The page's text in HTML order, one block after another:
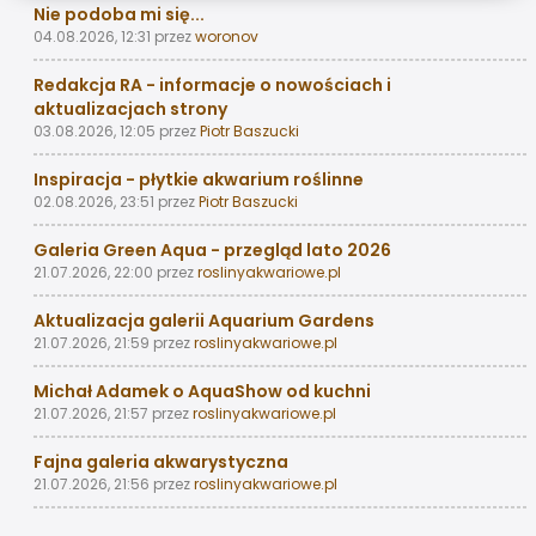
Nie podoba mi się...
04.08.2026, 12:31 przezworonov
Redakcja RA - informacje o nowościach i
aktualizacjach strony
03.08.2026, 12:05 przezPiotr Baszucki
Inspiracja - płytkie akwarium roślinne
02.08.2026, 23:51 przezPiotr Baszucki
Galeria Green Aqua - przegląd lato 2026
21.07.2026, 22:00 przezroslinyakwariowe.pl
Aktualizacja galerii Aquarium Gardens
21.07.2026, 21:59 przezroslinyakwariowe.pl
Michał Adamek o AquaShow od kuchni
21.07.2026, 21:57 przezroslinyakwariowe.pl
Fajna galeria akwarystyczna
21.07.2026, 21:56 przezroslinyakwariowe.pl